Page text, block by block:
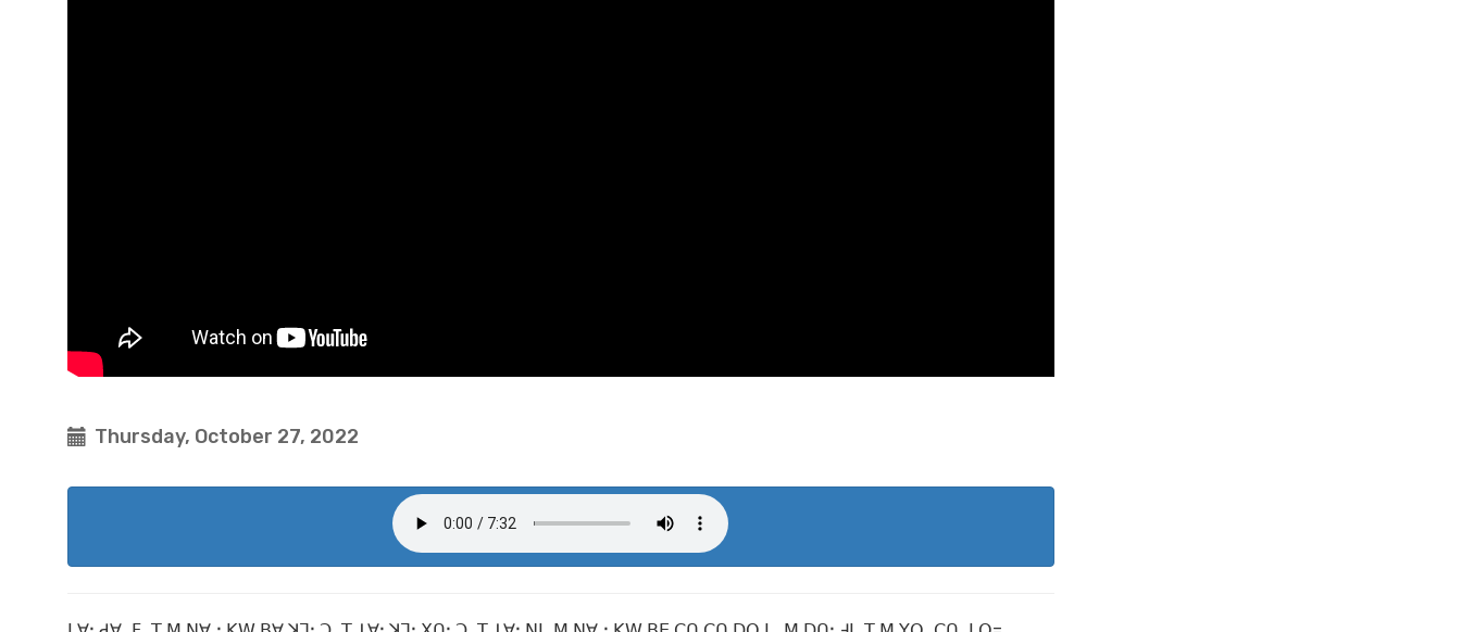
Thursday, October 27, 2022